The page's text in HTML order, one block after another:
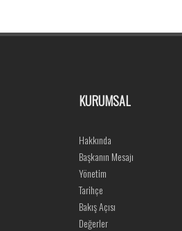
KURUMSAL
Hakkında
Başkanın Mesajı
Yönetim
Tarihçe
Bakış Açısı
Değerler